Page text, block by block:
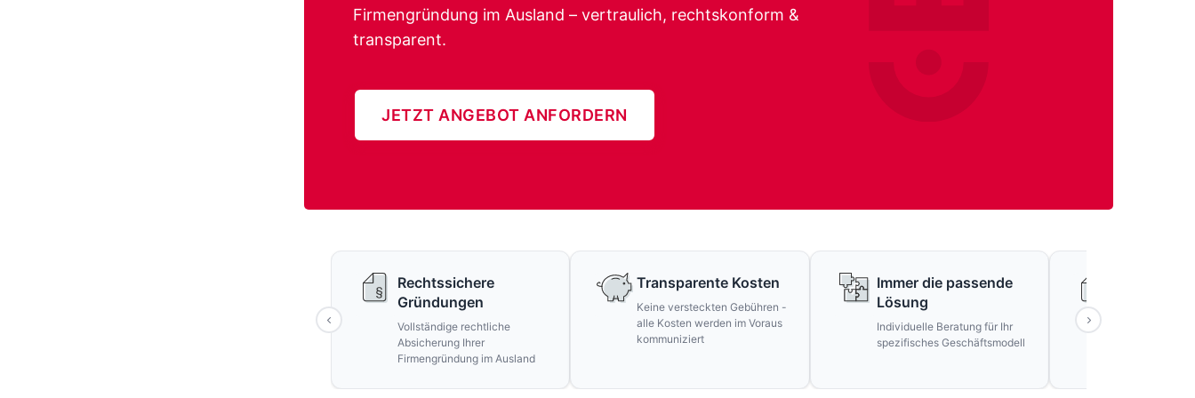
Firmengründung im Ausland – vertraulich, rechtskonform &
transparent.
JETZT ANGEBOT ANFORDERN
Rechtssichere
Gründungen
Vollständige rechtliche
Absicherung Ihrer
Firmengründung im Ausland
Transparente Kosten
Keine versteckten Gebühren -
alle Kosten werden im Voraus
kommuniziert
Immer die passende
Lösung
Individuelle Beratung für Ihr
spezifisches Geschäftsmodell